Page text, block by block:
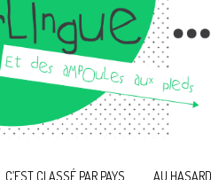
C’EST CLASSÉ PAR PAYS AU